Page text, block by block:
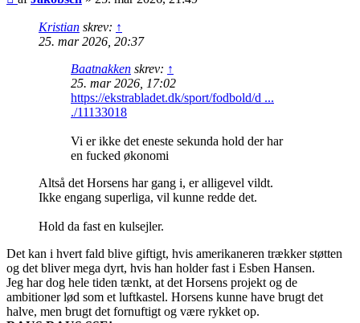
Kristian skrev: ↑
25. mar 2026, 20:37
Baatnakken skrev: ↑
25. mar 2026, 17:02
https://ekstrabladet.dk/sport/fodbold/d ...
./11133018
Vi er ikke det eneste sekunda hold der har
en fucked økonomi
Altså det Horsens har gang i, er alligevel vildt.
Ikke engang superliga, vil kunne redde det.
Hold da fast en kulsejler.
Det kan i hvert fald blive giftigt, hvis amerikaneren trækker støtten
og det bliver mega dyrt, hvis han holder fast i Esben Hansen.
Jeg har dog hele tiden tænkt, at det Horsens projekt og de
ambitioner lød som et luftkastel. Horsens kunne have brugt det
halve, men brugt det fornuftigt og være rykket op.